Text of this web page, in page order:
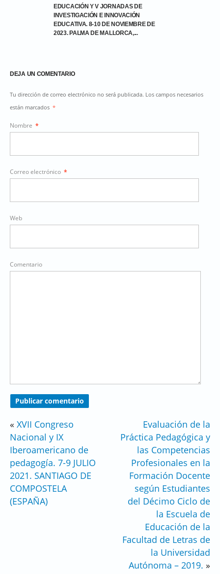
EDUCACIÓN Y V JORNADAS DE
INVESTIGACIÓN E INNOVACIÓN
EDUCATIVA. 8-10 DE NOVIEMBRE DE
2023. PALMA DE MALLORCA,...
DEJA UN COMENTARIO
Tu dirección de correo electrónico no será publicada. Los campos necesarios
están marcados *
Nombre *
Correo electrónico *
Web
Comentario
« XVII Congreso
Nacional y IX
Iberoamericano de
pedagogía. 7-9 JULIO
2021. SANTIAGO DE
COMPOSTELA
(ESPAÑA)
Evaluación de la
Práctica Pedagógica y
las Competencias
Profesionales en la
Formación Docente
según Estudiantes
del Décimo Ciclo de
la Escuela de
Educación de la
Facultad de Letras de
la Universidad
Autónoma – 2019. »